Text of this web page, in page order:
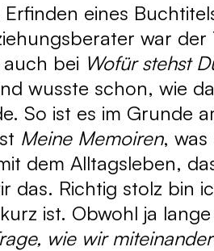
eines
war
bei Wofür stehst
wusste schon, wie
So ist es im Grunde
Meine Memoiren, was
dem Alltagsleben,
das. Richtig stolz bin
ist. Obwohl ja
wie wir